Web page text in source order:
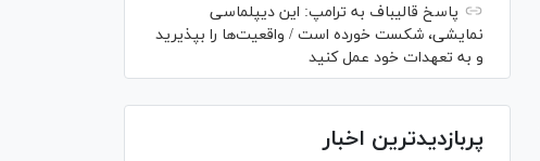
پاسخ قالیباف به ترامپ: این دیپلماسی
نمایشی، شکست خورده است / واقعیت‌ها را بپذیرید
و به تعهدات خود عمل کنید
پربازدیدترین اخبار